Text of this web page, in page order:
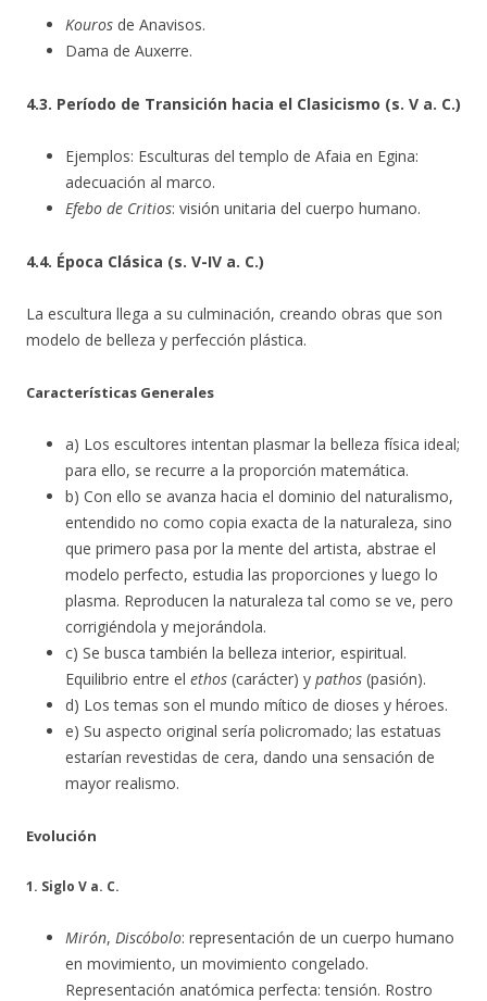
Kouros de Anavisos.
Dama de Auxerre.
4.3. Período de Transición hacia el Clasicismo (s. V a. C.)
Ejemplos: Esculturas del templo de Afaia en Egina:
adecuación al marco.
Efebo de Critios: visión unitaria del cuerpo humano.
4.4. Época Clásica (s. V-IV a. C.)
La escultura llega a su culminación, creando obras que son
modelo de belleza y perfección plástica.
Características Generales
a) Los escultores intentan plasmar la belleza física ideal;
para ello, se recurre a la proporción matemática.
b) Con ello se avanza hacia el dominio del naturalismo,
entendido no como copia exacta de la naturaleza, sino
que primero pasa por la mente del artista, abstrae el
modelo perfecto, estudia las proporciones y luego lo
plasma. Reproducen la naturaleza tal como se ve, pero
corrigiéndola y mejorándola.
c) Se busca también la belleza interior, espiritual.
Equilibrio entre el ethos (carácter) y pathos (pasión).
d) Los temas son el mundo mítico de dioses y héroes.
e) Su aspecto original sería policromado; las estatuas
estarían revestidas de cera, dando una sensación de
mayor realismo.
Evolución
1. Siglo V a. C.
Mirón, Discóbolo: representación de un cuerpo humano
en movimiento, un movimiento congelado.
Representación anatómica perfecta: tensión. Rostro